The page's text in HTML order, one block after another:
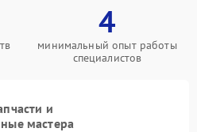
4
минимальный опыт работы
специалистов
и
мастера